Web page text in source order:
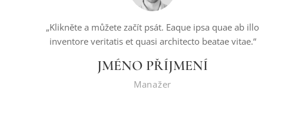
„Klikněte a můžete začít psát. Eaque ipsa quae ab illo
inventore veritatis et quasi architecto beatae vitae.“
JMÉNO PŘÍJMENÍ
Manažer